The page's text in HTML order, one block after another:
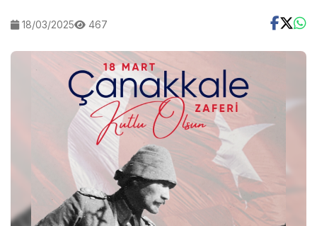
18/03/2025 467